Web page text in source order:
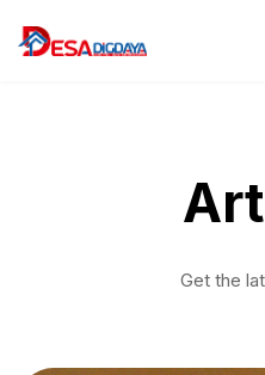
Get the